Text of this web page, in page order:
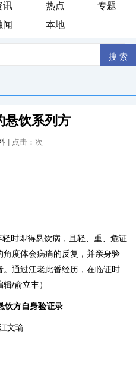
讯 热点
专题
闻 本地
悬饮系列方
| 点击： 次
时即得悬饮病，且轻、重、危证
度体会病痛的反复，并亲身验
通过江老此番经历，在临证时
/俞立丰）
方自身验证录
文瑜